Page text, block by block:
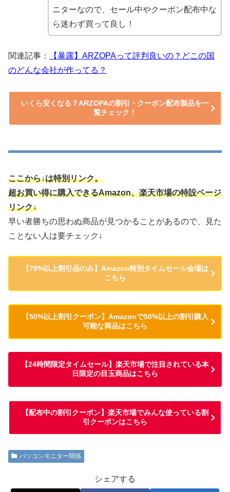
ニターなので、セール中やクーポン配布中な
ら迷わず買って良し！
関連記事：
【暴露】ARZOPAって評判良いの？どこの国
のどんな会社が作ってる？
いくら安くなる？ARZOPAの割引・クーポン配布製品を一
覧チェック！
ここから↓は特別リンク。
超お買い得に購入できるAmazon、楽天市場の特設ページ
リンク↓
早い者勝ちの思わぬ商品が見つかることがあるので、見た
ことない人は要チェック↓
【70%以上割引品のみ】Amazon特別タイムセール会場は
こちら
【50%以上割引クーポン】Amazonで50%以上の割引購入
可能な商品はこちら
【24時間限定タイムセール】楽天市場で注目されている本
日限定の目玉商品はこちら
【配布中の割引クーポン】楽天市場でみんな使っている割
引クーポンはこちら
パソコンモニター関係
シェアする